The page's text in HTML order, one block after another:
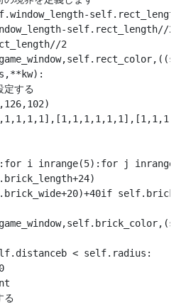
2
定する
i inrange(5):for j
< self.radius:
る